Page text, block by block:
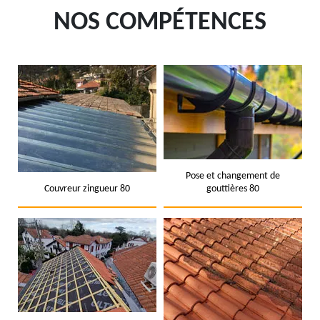
NOS COMPÉTENCES
Couvreur zingueur 80
Pose et changement de
gouttières 80